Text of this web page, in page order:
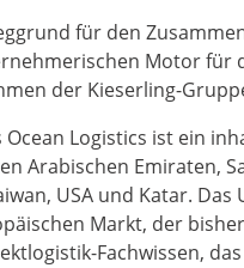
für den
Motor für
der Kieserling-
Ocean Logistics ist ein
Arabischen Emiraten,
USA und Katar.
Markt, der
Fachwissen,